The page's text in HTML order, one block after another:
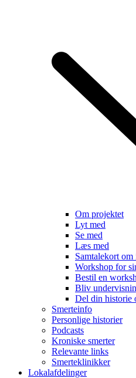
Om projektet
Lyt med
Se med
Læs med
Samtalekort
Workshop for
Bestil en
Bliv
Del din historie
Smerteinfo
Personlige historier
Podcasts
Kroniske smerter
Relevante links
Smerteklinikker
Lokalafdelinger